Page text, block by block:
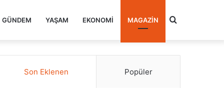
GÜNDEM YAŞAM EKONOMI MAGAZIN Arama
Son Eklenen Popüler